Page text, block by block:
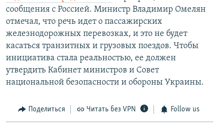
сообщения с Россией. Министр Владимир Омелян
отмечал, что речь идет о пассажирских
железнодорожных перевозках, и это не будет
касаться транзитных и грузовых поездов. Чтобы
инициатива стала реальностью, ее должен
утвердить Кабинет министров и Совет
национальной безопасности и обороны Украины.
Поделиться Читать без VPN Follow us